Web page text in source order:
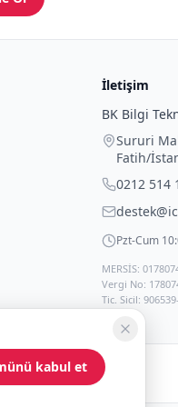
İletişim
BK Bilgi
Sururi
Fatih/
0212 514
Pzt-Cum
MERSİS:
Vergi No:
Tic. Sicil:
kabul et